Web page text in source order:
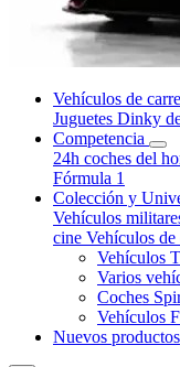
Vehículos de
Juguetes Dinky
Competencia
24h coches del
Fórmula 1
Colección y
Vehículos
cine Vehículos de
Vehículos
Varios
Coches
Vehículos
Nuevos productos